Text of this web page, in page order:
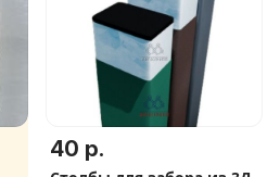
40 р.